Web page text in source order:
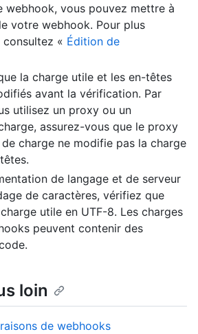
webhook, vous pouvez mettre à
votre webhook. Pour plus
consultez « Édition de
la charge utile et les en-têtes
avant la vérification. Par
utilisez un proxy ou un
assurez-vous que le proxy
de charge ne modifie pas la charge
de langage et de serveur
de caractères, vérifiez que
utile en UTF-8. Les charges
peuvent contenir des
loin
de webhooks